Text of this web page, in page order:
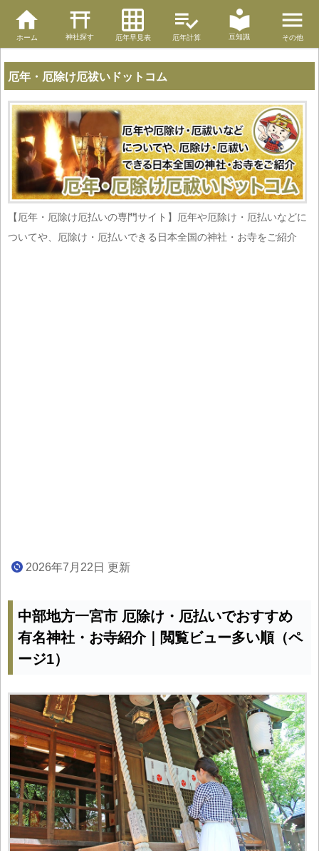
ホーム 神社探す 厄年早見表 厄年計算 豆知識 その他
厄年・厄除け厄祓いドットコム
【厄年・厄除け厄払いの専門サイト】厄年や厄除け・厄払いなどに
ついてや、厄除け・厄払いできる日本全国の神社・お寺をご紹介
2026年7月22日 更新
中部地方一宮市 厄除け・厄払いでおすすめ
有名神社・お寺紹介｜閲覧ビュー多い順（ペ
ージ1）